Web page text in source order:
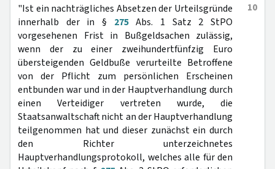
10
"Ist ein nachträgliches Absetzen der Urteilsgründe
innerhalb der in § 275Abs. 1 Satz 2 StPO
vorgesehenen Frist in Bußgeldsachen zulässig,
wenn der zu einer zweihundertfünfzig Euro
übersteigenden Geldbuße verurteilte Betroffene
von der Pflicht zum persönlichen Erscheinen
entbunden war und in der Hauptverhandlung durch
einen Verteidiger vertreten wurde, die
Staatsanwaltschaft nicht an der Hauptverhandlung
teilgenommen hat und dieser zunächst ein durch
den Richter unterzeichnetes
Hauptverhandlungsprotokoll, welches alle für den